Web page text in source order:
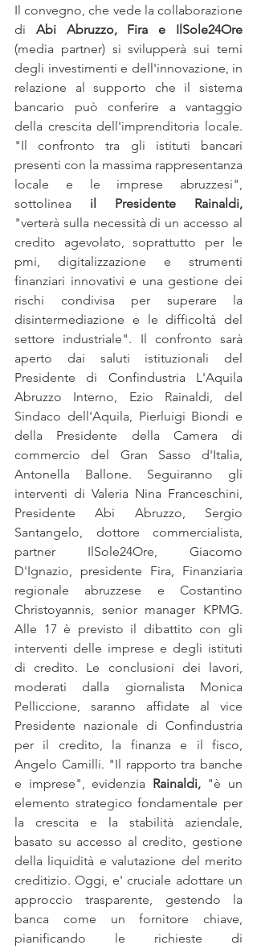
Il convegno, che vede la collaborazione
di Abi Abruzzo, Fira e IlSole24Ore
(media partner) si svilupperà sui temi
degli investimenti e dell'innovazione, in
relazione al supporto che il sistema
bancario può conferire a vantaggio
della crescita dell'imprenditoria locale.
"Il confronto tra gli istituti bancari
presenti con la massima rappresentanza
locale e le imprese abruzzesi",
sottolinea il Presidente Rainaldi,
"verterà sulla necessità di un accesso al
credito agevolato, soprattutto per le
pmi, digitalizzazione e strumenti
finanziari innovativi e una gestione dei
rischi condivisa per superare la
disintermediazione e le difficoltà del
settore industriale". Il confronto sarà
aperto dai saluti istituzionali del
Presidente di Confindustria L'Aquila
Abruzzo Interno, Ezio Rainaldi, del
Sindaco dell'Aquila, Pierluigi Biondi e
della Presidente della Camera di
commercio del Gran Sasso d'Italia,
Antonella Ballone. Seguiranno gli
interventi di Valeria Nina Franceschini,
Presidente Abi Abruzzo, Sergio
Santangelo, dottore commercialista,
partner IlSole24Ore, Giacomo
D'Ignazio, presidente Fira, Finanziaria
regionale abruzzese e Costantino
Christoyannis, senior manager KPMG.
Alle 17 è previsto il dibattito con gli
interventi delle imprese e degli istituti
di credito. Le conclusioni dei lavori,
moderati dalla giornalista Monica
Pelliccione, saranno affidate al vice
Presidente nazionale di Confindustria
per il credito, la finanza e il fisco,
Angelo Camilli. "Il rapporto tra banche
e imprese", evidenzia Rainaldi, "è un
elemento strategico fondamentale per
la crescita e la stabilità aziendale,
basato su accesso al credito, gestione
della liquidità e valutazione del merito
creditizio. Oggi, e' cruciale adottare un
approccio trasparente, gestendo la
banca come un fornitore chiave,
pianificando le richieste di